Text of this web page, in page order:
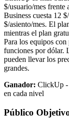
$/usuario/mes
Business cuesta 12
$/asiento/mes. El
mientras el plan
Para los equipos
funciones por dólar.
pueden llevar los
grandes.
Ganador: ClickUp -
en cada nivel
Público